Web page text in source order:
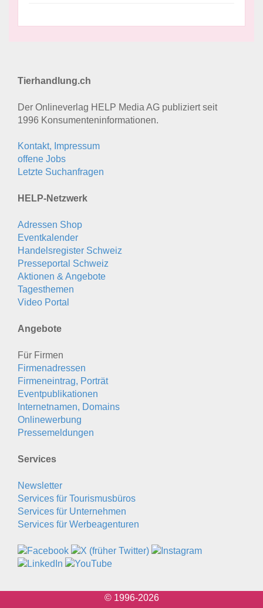
Tierhandlung.ch
Der Onlineverlag HELP Media AG publiziert seit
1996 Konsumenten­informationen.
Kontakt, Impressum
offene Jobs
Letzte Suchanfragen
HELP-Netzwerk
Adressen Shop
Eventkalender
Handelsregister Schweiz
Presseportal Schweiz
Aktionen & Angebote
Tagesthemen
Video Portal
Angebote
Für Firmen
Firmenadressen
Firmeneintrag, Porträt
Eventpublikationen
Internetnamen, Domains
Onlinewerbung
Pressemeldungen
Services
Newsletter
Services für Tourismusbüros
Services für Unternehmen
Services für Werbeagenturen
© 1996-2026